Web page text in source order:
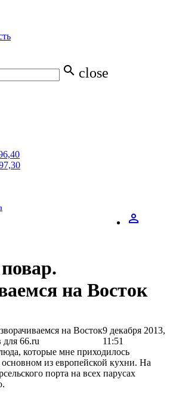
search close
perm_identity
на Восток
9 декабря 2013,
11:51
66.ru
которые мне приходилось
из европейской кухни. На
порта на всех парусах